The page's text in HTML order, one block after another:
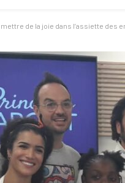
de la joie dans l’assiette des